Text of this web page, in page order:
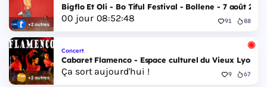
+2 autres
Bigflo Et Oli - Bo Tiful Festival - Bollene - 7 août 2026
00 jour 08:52:47 91 88
+2 autres
Concert
Cabaret Flamenco - Espace culturel du Vieux Lyon -
Ça sort aujourd'hui ! 9 67